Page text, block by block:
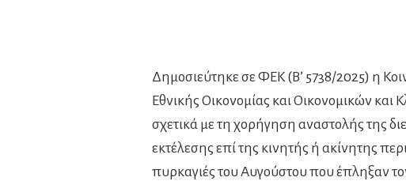
Δημοσιεύτηκε σε ΦΕΚ (Β’ 5738/2025) η
Εθνικής Οικονομίας και Οικονομικών και
σχετικά με τη χορήγηση αναστολής της
εκτέλεσης επί της κινητής ή ακίνητης
πυρκαγιές του Αυγούστου που έπληξαν